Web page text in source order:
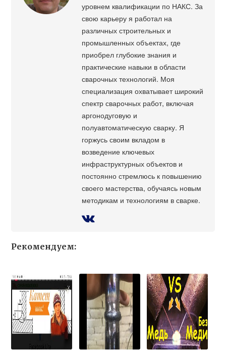
уровнем квалификации по НАКС. За
свою карьеру я работал на
различных строительных и
промышленных объектах, где
приобрел глубокие знания и
практические навыки в области
сварочных технологий. Моя
специализация охватывает широкий
спектр сварочных работ, включая
аргонодуговую и
полуавтоматическую сварку. Я
горжусь своим вкладом в
возведение ключевых
инфраструктурных объектов и
постоянно стремлюсь к повышению
своего мастерства, обучаясь новым
методикам и технологиям в сварке.
Рекомендуем: